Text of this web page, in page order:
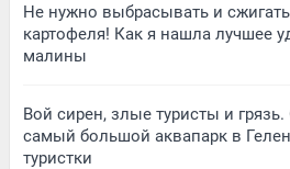
Не нужно выбрасывать и
картофеля! Как я нашла лучшее
малины
Вой сирен, злые туристы и грязь.
самый большой аквапарк в
туристки